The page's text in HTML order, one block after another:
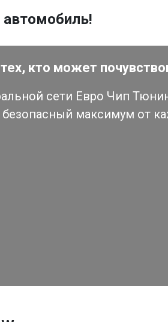
кто может
сети Евро Чип
безопасный максимум от